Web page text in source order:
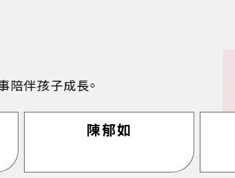
陪伴孩子成長。
陳郁如